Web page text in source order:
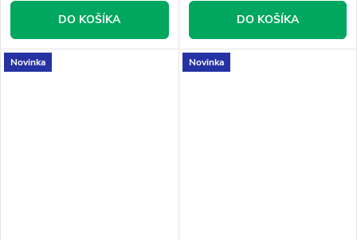
DO KOŠÍKA DO KOŠÍKA
Novinka Novinka